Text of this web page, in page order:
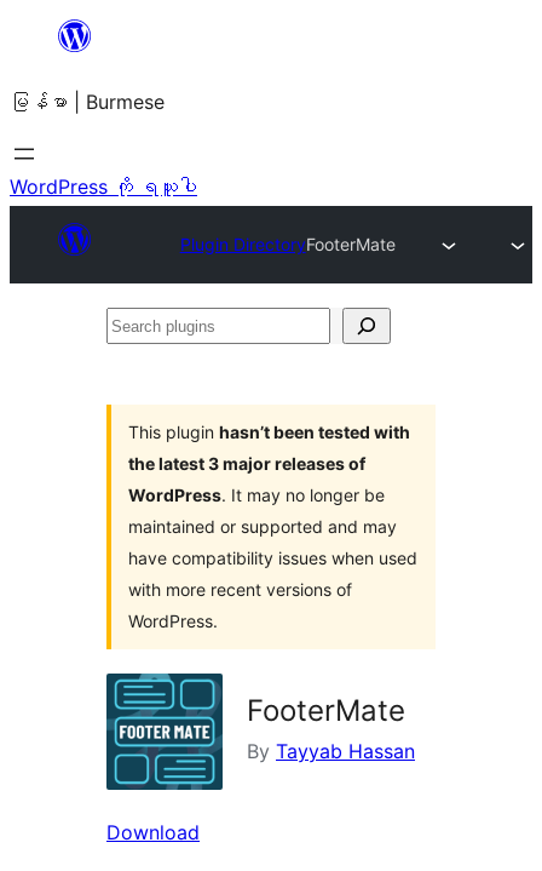
အကြောင်းအရာ
ကျော်သွား
ရန်
မြန်မာ | Burmese
WordPress ကို ရယူပါ
Plugin DirectoryFooterMate
Search
This plugin hasn’t been tested with
the latest 3 major releases of
WordPress. It may no longer be
maintained or supported and may
have compatibility issues when used
with more recent versions of
WordPress.
FooterMate
By Tayyab Hassan
Download